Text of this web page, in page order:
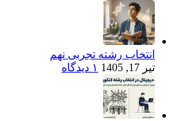
انتخاب رشته تجربی نهم
تیر 17, 1405
۱ دیدگاه